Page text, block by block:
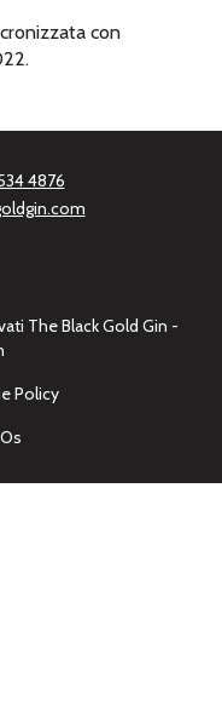
con
4876
The Black Gold Gin -
Policy